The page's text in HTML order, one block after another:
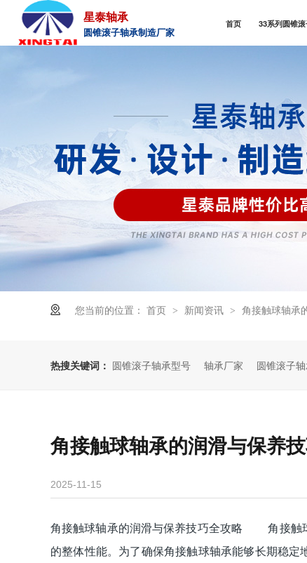
星泰轴承
圆锥滚子轴承制造厂家
首页 33系列圆锥
您当前的位置： 首页 > 新闻资讯 > 角接触球轴承
热搜关键词： 圆锥滚子轴承型号 轴承厂家 圆锥滚子
角接触球轴承的润滑与保养
2025-11-15
角接触球轴承的润滑与保养技巧全攻略 角接触
的整体性能。为了确保角接触球轴承能够长期稳